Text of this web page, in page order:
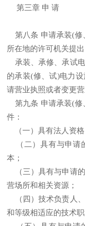
第三章 申 请
第八条 申请承装(修
所在地的许可机关提出
承装、承修、承试
的承装(修、试)电力
请营业执照或者变更营
第九条 申请承装(修
件：
（一）具有法人资格
（二）具有与申请
本；
（三）具有与申请
营场所和相关资源；
（四）技术负责人
和等级相适应的技术